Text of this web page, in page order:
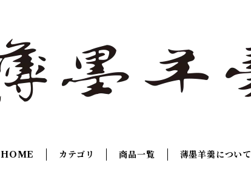
HOME カテゴリ 商品一覧 薄墨羊羹について